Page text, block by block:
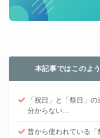
本記事ではこのよ
「祝日」と「祭日」
分からない…
昔から使われている「